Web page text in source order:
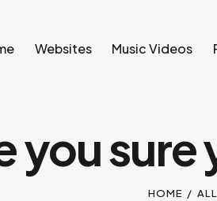
Websites Music Videos
you
HOME